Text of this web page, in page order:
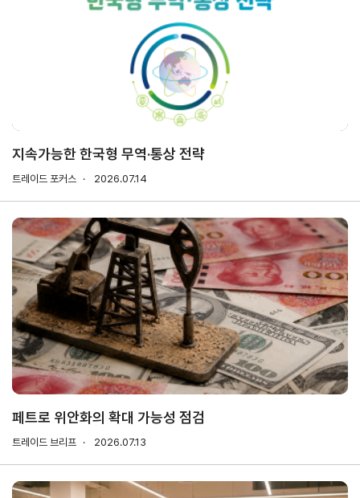
여행카
드
ABTC
회의실
임대
AI
빅데이
터
맞춤분
석
수출입
물류포
털
해외지
부
현지지
원
·KITA
POST
랜치
자문·상담
Trade
Pro
TradePro's
초이스
컨설팅
무역현장컨설팅
FTA컨설팅
무역실
용어
건의
Q&A
지속가능한 한국형 무역·통상 전략
트레이드 포커스 2026.07.14
페트로 위안화의 확대 가능성 점검
트레이드 브리프 2026.07.13